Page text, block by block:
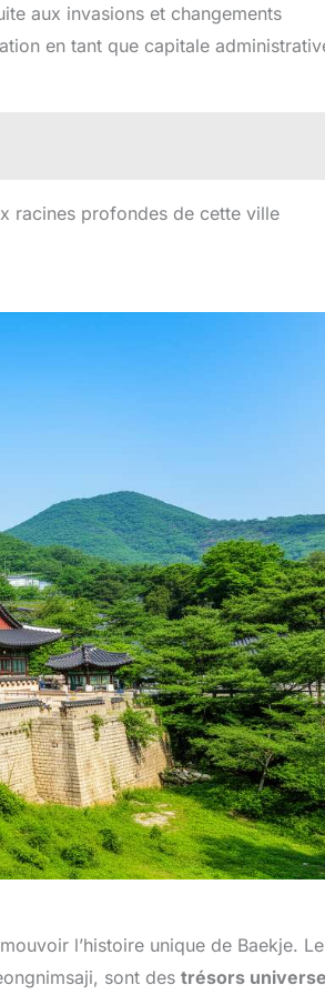
aux invasions et changements
en tant que capitale
racines profondes de cette ville
l’histoire unique de Baekje.
sont des trésors